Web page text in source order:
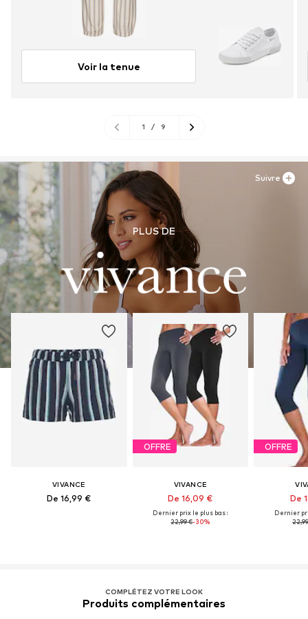
Voir la tenue
1 / 9
PLUS DE
VIVANCE
De 16,99 €
OFFRE
VIVANCE
De 16,09 €
Dernier prix le plus bas :
22,99 €-30%
OFFRE
De
Dernier
Suivre
COMPLÉTEZ VOTRE LOOK
Produits complémentaires